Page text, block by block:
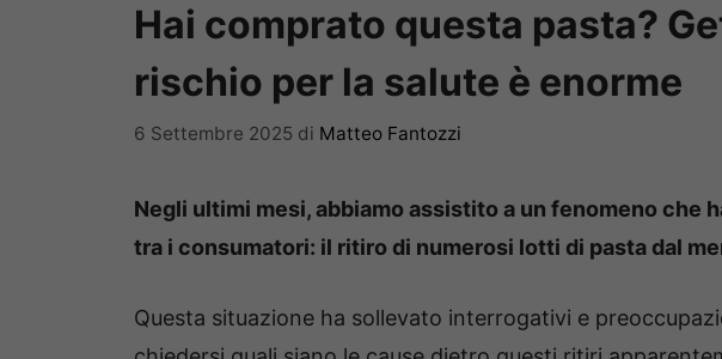
Hai comprato questa pasta?
rischio per la salute è enorme
6 Settembre 2025 di Matteo Fantozzi
Negli ultimi mesi, abbiamo assistito a un fenomeno che
tra i consumatori: il ritiro di numerosi lotti di pasta dal
Questa situazione ha sollevato interrogativi e